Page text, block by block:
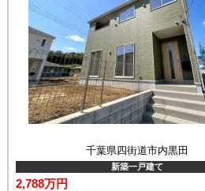
千葉県四街道市内黒田
新築一戸建て
2,788万円